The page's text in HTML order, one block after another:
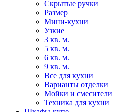
Скрытые ручки
Размер
Мини-кухни
Узкие
3 кв. м.
5 кв. м.
6 кв. м.
9 кв. м.
Все для кухни
Варианты отделки
Мойки и смесители
Техника для кухни